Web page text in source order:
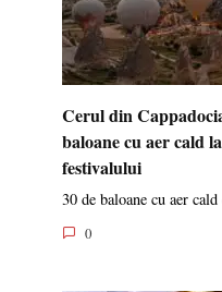
Cerul din
baloane cu aer cald
festivalului
30 de baloane cu aer
0